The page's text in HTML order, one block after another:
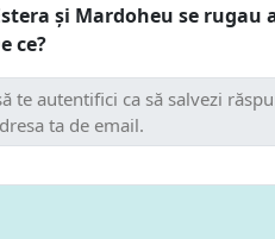
și Mardoheu se
ce?